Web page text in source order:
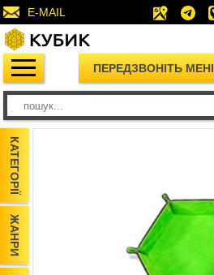
E-MAIL
ПЕРЕДЗВОНІТЬ МЕНІ
КАТЕГОРІЇ
ЖАНРИ